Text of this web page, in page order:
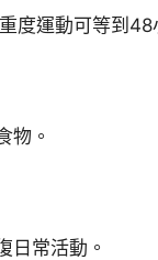
度運動可等到48
物。
日常活動。